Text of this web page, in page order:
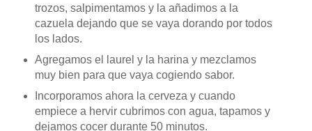
trozos, salpimentamos y la añadimos a la
cazuela dejando que se vaya dorando por todos
los lados.
Agregamos el laurel y la harina y mezclamos
muy bien para que vaya cogiendo sabor.
Incorporamos ahora la cerveza y cuando
empiece a hervir cubrimos con agua, tapamos y
dejamos cocer durante 50 minutos.